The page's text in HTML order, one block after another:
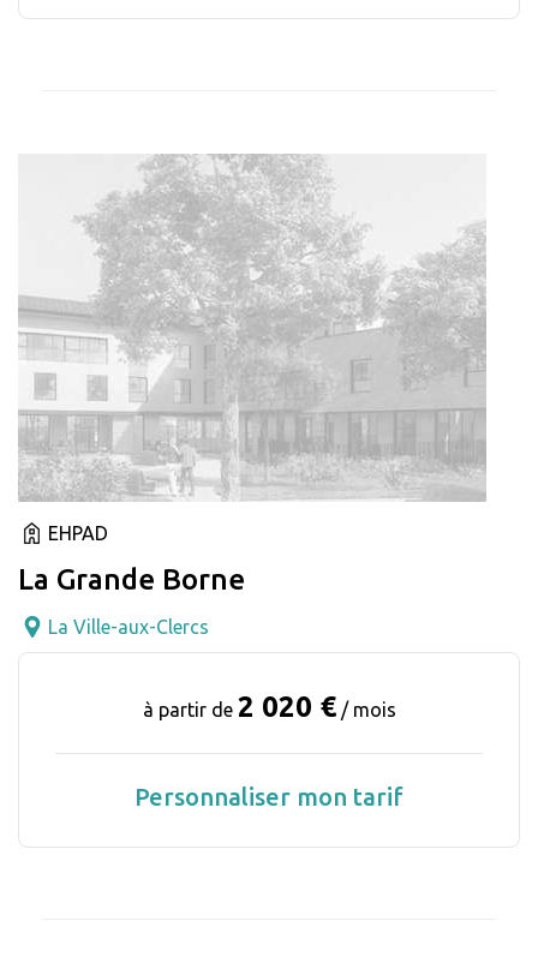
EHPAD
La Grande Borne
La Ville-aux-Clercs
à partir de 2 020 € / mois
Personnaliser mon tarif